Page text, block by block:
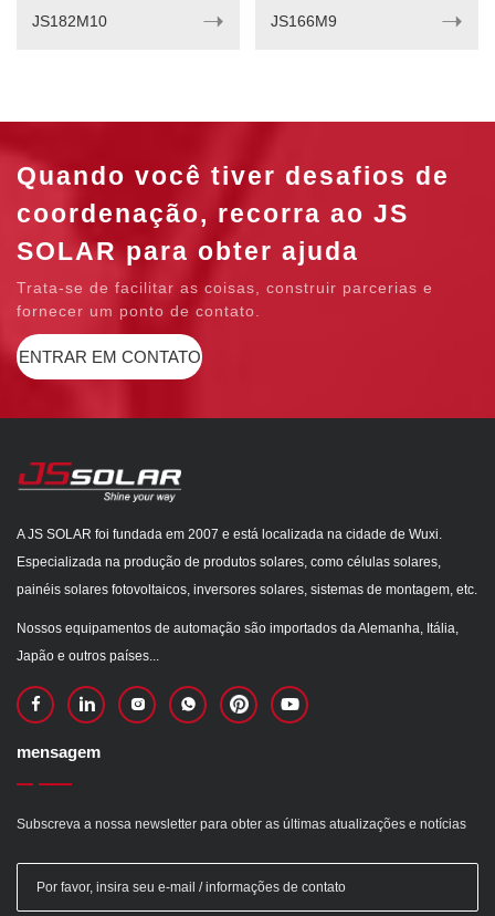
JS182M10 ➝ JS166M9 ➝
Quando você tiver desafios de
coordenação, recorra ao JS
SOLAR para obter ajuda
Trata-se de facilitar as coisas, construir parcerias e
fornecer um ponto de contato.
ENTRAR EM CONTATO
A JS SOLAR foi fundada em 2007 e está localizada na cidade de Wuxi.
Especializada na produção de produtos solares, como células solares,
painéis solares fotovoltaicos, inversores solares, sistemas de montagem, etc.
Nossos equipamentos de automação são importados da Alemanha, Itália,
Japão e outros países...
mensagem
Subscreva a nossa newsletter para obter as últimas atualizações e notícias